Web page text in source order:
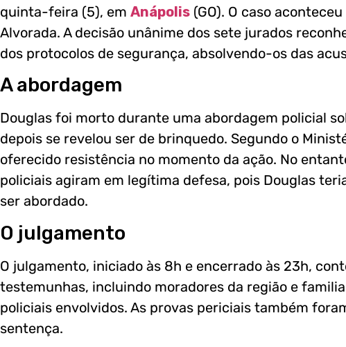
quinta-feira (5), em Anápolis (GO). O caso
Alvorada. A decisão unânime dos sete jurados
dos protocolos de segurança, absolvendo-os das
A abordagem
Douglas foi morto durante uma abordagem policial
depois se revelou ser de brinquedo. Segundo o
oferecido resistência no momento da ação. No
policiais agiram em legítima defesa, pois Douglas
ser abordado.
O julgamento
O julgamento, iniciado às 8h e encerrado às 23h,
testemunhas, incluindo moradores da região e
policiais envolvidos. As provas periciais também
sentença.